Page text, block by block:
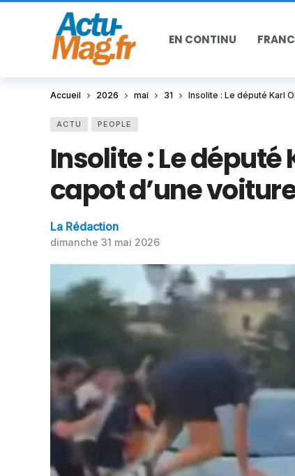
EN CONTINU
Accueil 2026 mai 31 Insolite : Le député Karl
ACTU PEOPLE
Insolite : Le
capot d’une
La Rédaction
dimanche 31 mai 2026